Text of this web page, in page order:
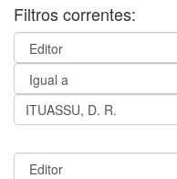
Filtros correntes: